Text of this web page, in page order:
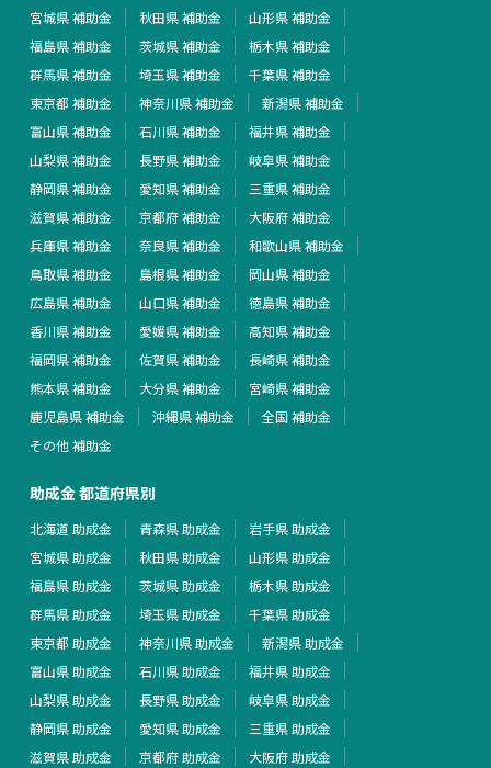
宮城県 補助金
秋田県 補助金
山形県 補助金
福島県 補助金
茨城県 補助金
栃木県 補助金
群馬県 補助金
埼玉県 補助金
千葉県 補助金
東京都 補助金
神奈川県 補助金
新潟県 補助金
富山県 補助金
石川県 補助金
福井県 補助金
山梨県 補助金
長野県 補助金
岐阜県 補助金
静岡県 補助金
愛知県 補助金
三重県 補助金
滋賀県 補助金
京都府 補助金
大阪府 補助金
兵庫県 補助金
奈良県 補助金
和歌山県 補助金
鳥取県 補助金
島根県 補助金
岡山県 補助金
広島県 補助金
山口県 補助金
徳島県 補助金
香川県 補助金
愛媛県 補助金
高知県 補助金
福岡県 補助金
佐賀県 補助金
長崎県 補助金
熊本県 補助金
大分県 補助金
宮崎県 補助金
鹿児島県 補助金
沖縄県 補助金
全国 補助金
その他 補助金
助成金 都道府県別
北海道 助成金 青森県 助成金
岩手県 助成金
宮城県 助成金
秋田県 助成金
山形県 助成金
福島県 助成金
茨城県 助成金
栃木県 助成金
群馬県 助成金
埼玉県 助成金
千葉県 助成金
東京都 助成金
神奈川県 助成金
新潟県 助成金
富山県 助成金
石川県 助成金
福井県 助成金
山梨県 助成金
長野県 助成金
岐阜県 助成金
静岡県 助成金
愛知県 助成金
三重県 助成金
滋賀県 助成金
京都府 助成金
大阪府 助成金